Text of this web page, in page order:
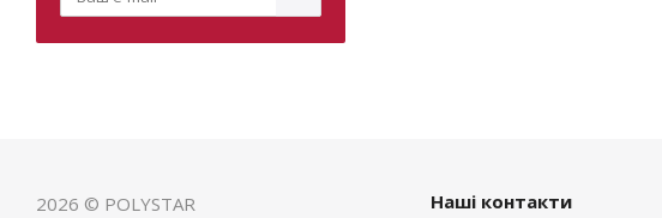
2026 © POLYSTAR Наші контакти